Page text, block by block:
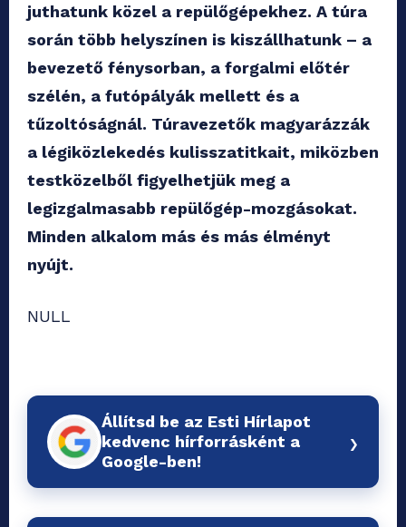
juthatunk közel a repülőgépekhez. A túra
során több helyszínen is kiszállhatunk – a
bevezető fénysorban, a forgalmi előtér
szélén, a futópályák mellett és a
tűzoltóságnál. Túravezetők magyarázzák
a légiközlekedés kulisszatitkait, miközben
testközelből figyelhetjük meg a
legizgalmasabb repülőgép-mozgásokat.
Minden alkalom más és más élményt
nyújt.
NULL
Állítsd be az Esti Hírlapot
kedvenc hírforrásként a
Google-ben!
›